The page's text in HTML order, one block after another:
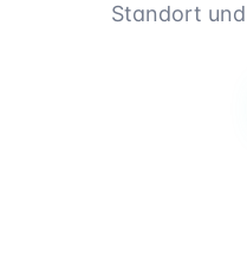
Standort